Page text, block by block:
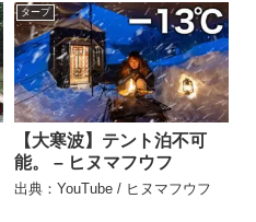
タープ
【大寒波】テント泊不可
能。 – ヒヌマフウフ
出典：YouTube / ヒヌマフウフ